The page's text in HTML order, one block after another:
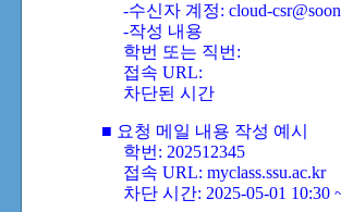
-수신자 계정: cloud-
-작성 내용
학번 또는 직번:
접속 URL:
차단된 시간
■ 요청 메일 내용 작성 예시
학번: 202512345
접속 URL: myclass.ssu.ac.kr
차단 시간: 2025-05-01 10:30